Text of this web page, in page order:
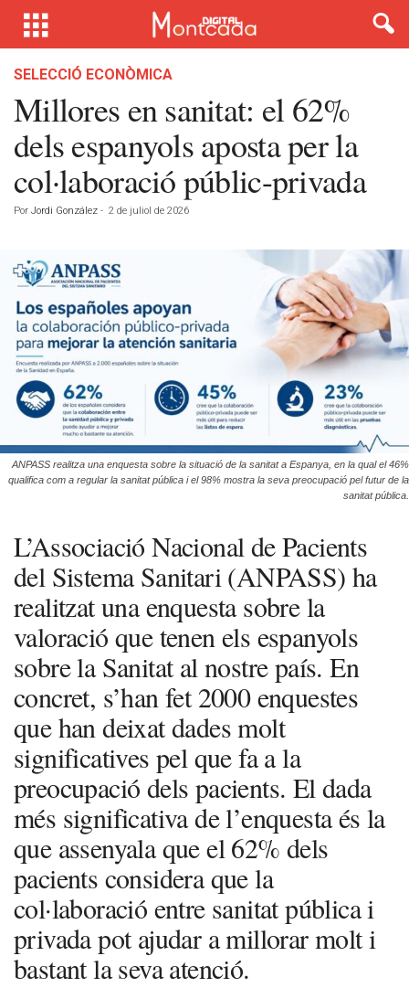
SELECCIÓ ECONÒMICA
Millores en sanitat: el 62%
dels espanyols aposta per la
col·laboració públic-privada
Por Jordi González - 2 de juliol de 2026
ANPASS realitza una enquesta sobre la situació de la sanitat a Espanya, en la qual el 46%
qualifica com a regular la sanitat pública i el 98% mostra la seva preocupació pel futur de la
sanitat pública.
L’Associació Nacional de Pacients
del Sistema Sanitari (ANPASS) ha
realitzat una enquesta sobre la
valoració que tenen els espanyols
sobre la Sanitat al nostre país. En
concret, s’han fet 2000 enquestes
que han deixat dades molt
significatives pel que fa a la
preocupació dels pacients. El dada
més significativa de l’enquesta és la
que assenyala que el 62% dels
pacients considera que la
col·laboració entre sanitat pública i
privada pot ajudar a millorar molt i
bastant la seva atenció.